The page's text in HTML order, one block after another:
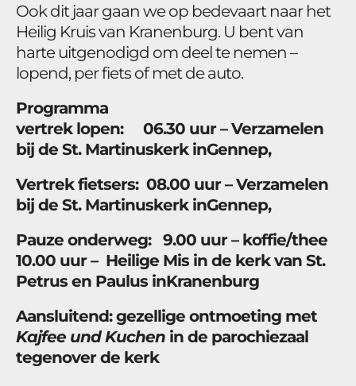
Ook dit jaar gaan we op bedevaart naar het
Heilig Kruis van Kranenburg. U bent van
harte uitgenodigd om deel te nemen –
lopend, per fiets of met de auto.
Programma
vertrek lopen: 06.30 uur – Verzamelen
bij de St. Martinuskerk inGennep,
Vertrek fietsers: 08.00 uur – Verzamelen
bij de St. Martinuskerk inGennep,
Pauze onderweg: 9.00 uur – koffie/thee
10.00 uur – Heilige Mis in de kerk van St.
Petrus en Paulus inKranenburg
Aansluitend: gezellige ontmoeting met
Kajfee undKuchen in de parochiezaal
tegenover de kerk